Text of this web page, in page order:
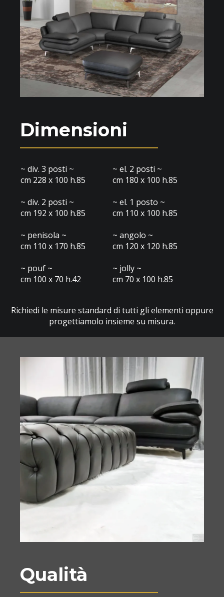
Dimensioni
~ div. 3 posti ~
cm 228 x 100 h.85
~ div. 2 posti ~
cm 192 x 100 h.85
~ penisola ~
cm 110 x 170 h.85
~ pouf ~
cm 100 x 70 h.42
~ el. 2 posti ~
cm 180 x 100 h.85
~ el. 1 posto ~
cm 110 x 100 h.85
~ angolo ~
cm 120 x 120 h.85
~ jolly ~
cm 70 x 100 h.85
Richiedi le misure standard di tutti gli elementi oppure
progettiamolo insieme su misura.
Qualità